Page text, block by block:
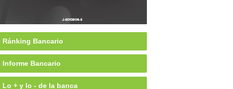
Ránking Bancario
Informe Bancario
Lo + y lo - de la banca